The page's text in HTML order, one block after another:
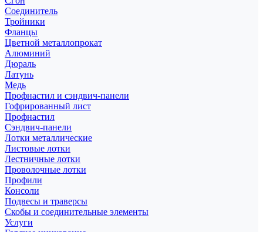
Соединитель
Тройники
Фланцы
Цветной металлопрокат
Алюминий
Дюраль
Латунь
Медь
Профнастил и сэндвич-панели
Гофрированный лист
Профнастил
Сэндвич-панели
Лотки металлические
Листовые лотки
Лестничные лотки
Проволочные лотки
Профили
Консоли
Подвесы и траверсы
Скобы и соединительные элементы
Услуги